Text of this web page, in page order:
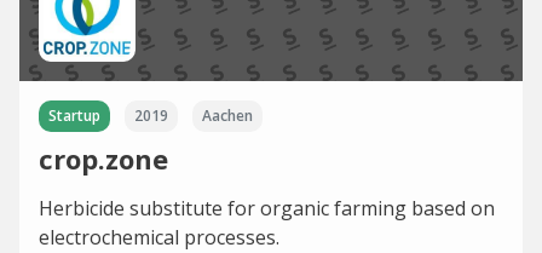
Startup 2019 Aachen
crop.zone
Herbicide substitute for organic farming based on
electrochemical processes.